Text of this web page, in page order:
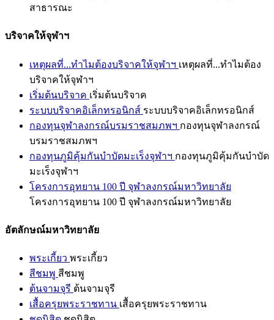
สาธารณะ
บริจาคให้จุฬาฯ
เหตุผลที่...ทำไมต้องบริจาคให้จุฬาฯ เหตุผลที่...ทำไมต้อง
บริจาคให้จุฬาฯ
เริ่มต้นบริจาค เริ่มต้นบริจาค
ระบบบริจาคอิเล็กทรอนิกส์ ระบบบริจาคอิเล็กทรอนิกส์
กองทุนจุฬาลงกรณ์บรมราชสมภพฯ กองทุนจุฬาลงกรณ์
บรมราชสมภพฯ
กองทุนภูมิคุ้มกันบำบัดมะเร็งจุฬาฯ กองทุนภูมิคุ้มกันบำบัด
มะเร็งจุฬาฯ
โครงการอุทยาน 100 ปี จุฬาลงกรณ์มหาวิทยาลัย
โครงการอุทยาน 100 ปี จุฬาลงกรณ์มหาวิทยาลัย
อัตลักษณ์มหาวิทยาลัย
พระเกี้ยว พระเกี้ยว
สีชมพู สีชมพู
ต้นจามจุรี ต้นจามจุรี
เสื้อครุยพระราชทาน เสื้อครุยพระราชทาน